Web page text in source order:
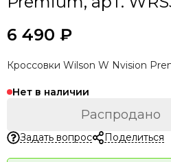
6 490 ₽
Кроссовки Wilson W Nvision
Нет в наличии
Распродано
Задать вопрос Поделиться